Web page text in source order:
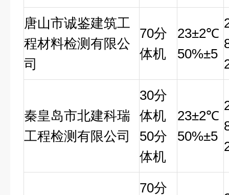
唐山市诚鉴建筑工
程材料检测有限公
司
70分
体机
23±2℃
50%±5
秦皇岛市北建科瑞
工程检测有限公司
30分
体机
50分
体机
23±2℃
50%±5
70分